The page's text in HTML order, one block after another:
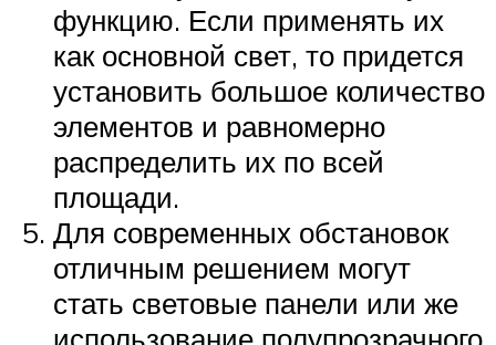
функцию. Если применять их
как основной свет, то придется
установить большое количество
элементов и равномерно
распределить их по всей
площади.
Для современных обстановок
отличным решением могут
стать световые панели или же